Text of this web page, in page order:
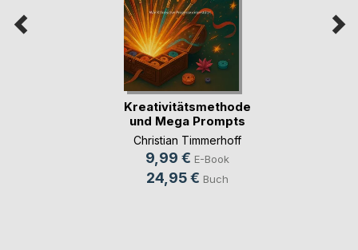
Kreativitätsmethoden
und Mega Prompts
Christian Timmerhoff
9,99 € E-Book
24,95 € Buch